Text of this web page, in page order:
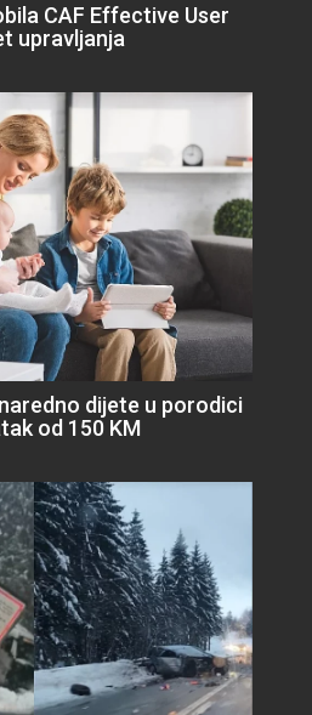
CAF Effective User
upravljanja
dijete u porodici
od 150 KM